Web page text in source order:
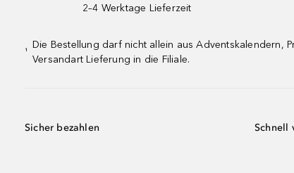
2–4 Werktage Lieferzeit
¹
Die Bestellung darf nicht allein aus Adventskalendern,
Versandart Lieferung in die Filiale.
Sicher bezahlen Schnell